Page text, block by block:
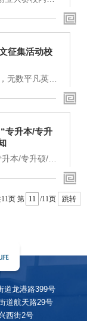
展阶段、贯彻
立自强，积极
、培养创业意
众创业、万
”，...
征集活动校
无数平凡英雄
国青年网现组
活动，面向广
青年大学生
专升本/专升
本/专升硕/本
部“专升本/专
学（包括已
业不限，择优
页 第 /11页 跳转
道龙港路399号
道航天路29号
西街2号